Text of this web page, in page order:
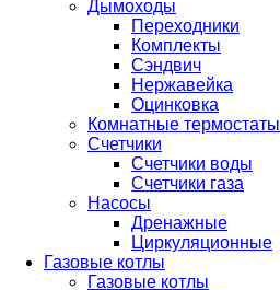
Дымоходы
Переходники
Комплекты
Сэндвич
Нержавейка
Оцинковка
Комнатные термостаты
Счетчики
Счетчики воды
Счетчики газа
Насосы
Дренажные
Циркуляционные
Газовые котлы
Газовые котлы